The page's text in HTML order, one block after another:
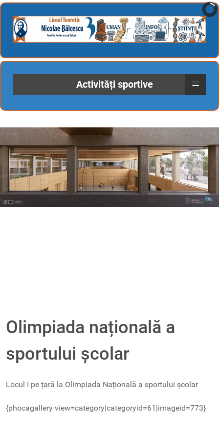
Activități sportive ≡
Olimpiada națională a
sportului școlar
Locul I pe țară la Olimpiada Națională a sportului școlar
{phocagallery view=category|categoryid=61|imageid=773}